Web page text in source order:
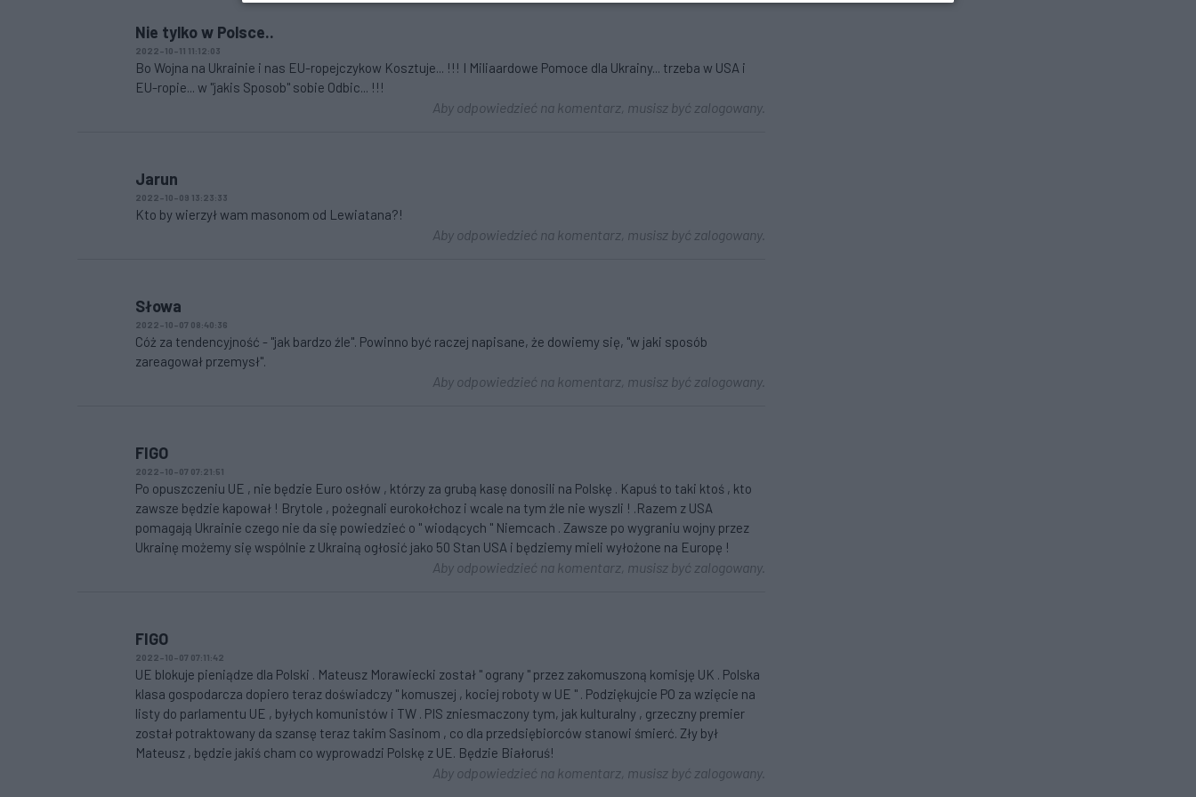
Nie tylko w Polsce..
2022-10-11 11:12:03
Bo Wojna na Ukrainie i nas EU-ropejczykow Kosztuje... !!! I Miliaardowe Pomoce dla Ukrainy... trzeba w USA i
EU-ropie... w "jakis Sposob" sobie Odbic... !!!
Aby odpowiedzieć na komentarz, musisz być zalogowany.
Jarun
2022-10-09 13:23:33
Kto by wierzył wam masonom od Lewiatana?!
Aby odpowiedzieć na komentarz, musisz być zalogowany.
Słowa
2022-10-07 08:40:36
Cóż za tendencyjność - "jak bardzo źle". Powinno być raczej napisane, że dowiemy się, "w jaki sposób
zareagował przemysł".
Aby odpowiedzieć na komentarz, musisz być zalogowany.
FIGO
2022-10-07 07:21:51
Po opuszczeniu UE , nie będzie Euro osłów , którzy za grubą kasę donosili na Polskę . Kapuś to taki ktoś , kto
zawsze będzie kapował ! Brytole , pożegnali eurokołchoz i wcale na tym źle nie wyszli ! .Razem z USA
pomagają Ukrainie czego nie da się powiedzieć o " wiodących " Niemcach . Zawsze po wygraniu wojny przez
Ukrainę możemy się wspólnie z Ukrainą ogłosić jako 50 Stan USA i będziemy mieli wyłożone na Europę !
Aby odpowiedzieć na komentarz, musisz być zalogowany.
FIGO
2022-10-07 07:11:42
UE blokuje pieniądze dla Polski . Mateusz Morawiecki został " ograny " przez zakomuszoną komisję UK . Polska
klasa gospodarcza dopiero teraz doświadczy " komuszej , kociej roboty w UE " . Podziękujcie PO za wzięcie na
listy do parlamentu UE , byłych komunistów i TW . PIS zniesmaczony tym, jak kulturalny , grzeczny premier
został potraktowany da szansę teraz takim Sasinom , co dla przedsiębiorców stanowi śmierć. Zły był
Mateusz , będzie jakiś cham co wyprowadzi Polskę z UE. Będzie Białoruś!
Aby odpowiedzieć na komentarz, musisz być zalogowany.